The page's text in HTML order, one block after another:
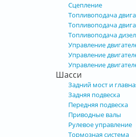
Сцепление
Топливоподача
Топливоподача
Топливоподача
Управление
Управление
Управление
Шасси
Задний мост и
Задняя подвеска
Передняя подвеска
Приводные валы
Рулевое управление
Тормозная система